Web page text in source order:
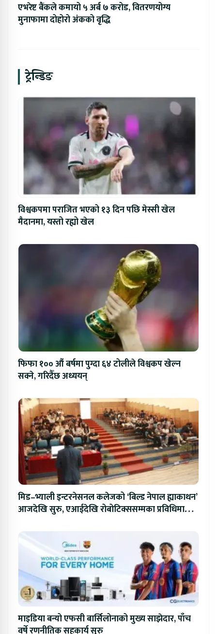
एभरेष्ट बैंकले कमायो ५ अर्ब ७ करोड, वितरणयोग्य
मुनाफामा दोहोरो अंकको वृद्धि
ट्रेन्डिङ
विश्वकपमा पराजित भएको १३ दिन पछि मेस्सी खेल
मैदानमा, यस्तो रह्यो खेल
फिफा १०० औं बर्षमा पुग्दा ६४ टोलीले विश्वकप खेल्न
सक्ने, गरिदैँछ अध्ययन्
मिड–भ्याली इन्टरनेसनल कलेजको ‘बिल्ड नेपाल ह्याकाथन’
आजदेखि सुरु, एआईदेखि रोबोटिक्ससम्मका प्रविधिमा
माइडिया बन्यो एफसी बार्सिलोनाको मुख्य साझेदार, पाँच